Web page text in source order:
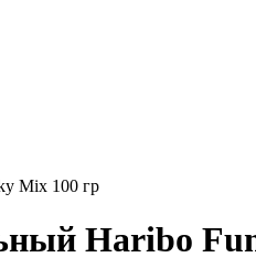
Mix 100 гр
Haribo